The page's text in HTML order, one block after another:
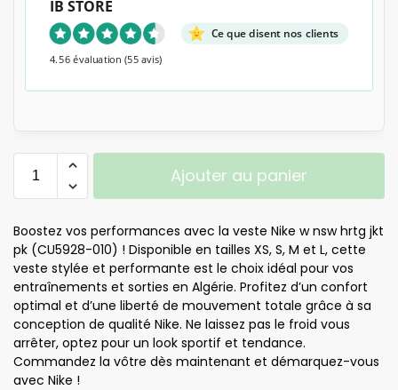
IB STORE
Ce que disent nos clients
4.56 évaluation (55 avis)
Ajouter au panier
Boostez vos performances avec la veste Nike w nsw hrtg jkt
pk (CU5928-010) ! Disponible en tailles XS, S, M et L, cette
veste stylée et performante est le choix idéal pour vos
entraînements et sorties en Algérie. Profitez d’un confort
optimal et d’une liberté de mouvement totale grâce à sa
conception de qualité Nike. Ne laissez pas le froid vous
arrêter, optez pour un look sportif et tendance.
Commandez la vôtre dès maintenant et démarquez-vous
avec Nike !